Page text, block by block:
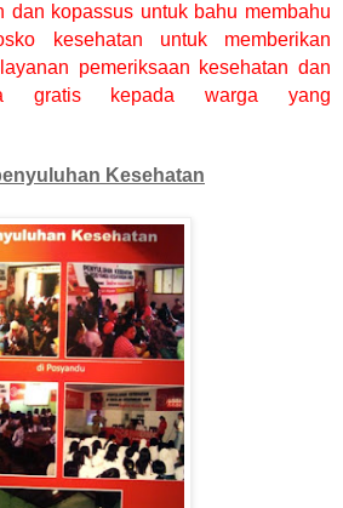
dan kopassus untuk bahu membahu
kesehatan untuk memberikan
pemeriksaan kesehatan dan
gratis kepada warga yang
Kesehatan